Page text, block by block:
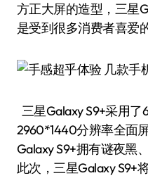
方正大屏的造型，三星
是受到很多消费者喜爱的
三星Galaxy S9+采用了
2960*1440分辨率全面
Galaxy S9+拥有谜夜黑
此次，三星Galaxy S9+